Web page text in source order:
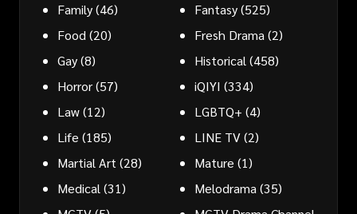
Family(46) Fantasy(525)
Food(20) Fresh Drama(2)
Gay(8) Historical(458)
Horror(57) iQIYI (334)
Law(12) LGBTQ+ (4)
Life (185) LINE TV(2)
Martial Art(28) Mature (1)
Medical(31) Melodrama(35)